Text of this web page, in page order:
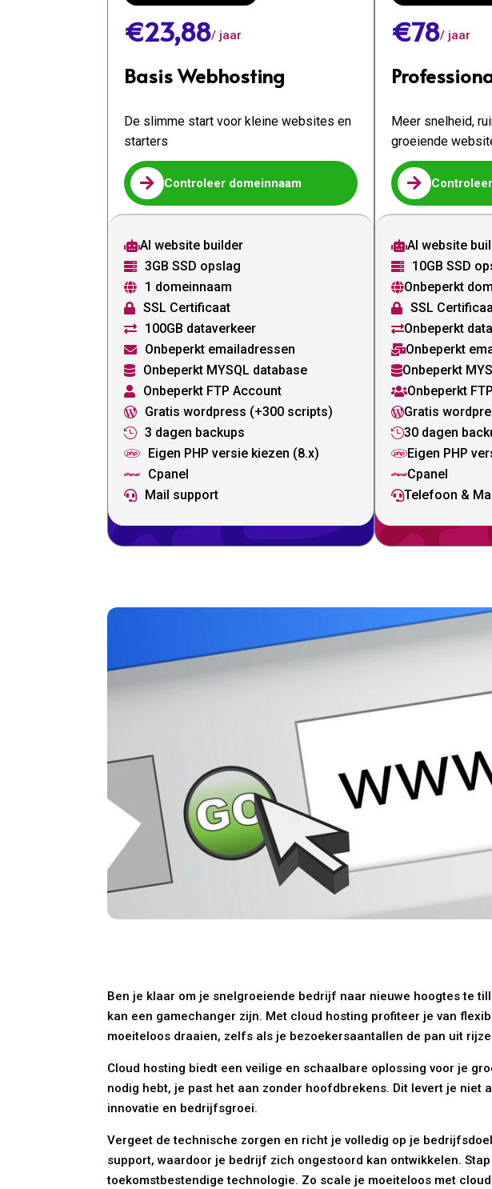
€23,88/ jaar
Basis Webhosting
De slimme start voor kleine websites en
starters
 Controleer domeinnaam
AI website builder
 3GB SSD opslag
 1 domeinnaam
 SSL Certificaat
 100GB dataverkeer
 Onbeperkt emailadressen
 Onbeperkt MYSQL database
 Onbeperkt FTP Account
 Gratis wordpress (+300 scripts)
 3 dagen backups
 Eigen PHP versie kiezen (8.x)
 Cpanel
 Mail support
€78/ jaar
Meer snelheid,
groeiende

AI website
 10GB SSD
Onbeperkt
 SSL
Onbeperkt
Onbeperkt
Onbeperkt
Onbeperkt
Gratis
30 dagen
Eigen PHP
Cpanel
Telefoon &
Ben je klaar om je snelgroeiende bedrijf naar nieuwe hoogtes te
kan een gamechanger zijn. Met cloud hosting profiteer je van
moeiteloos draaien, zelfs als je bezoekersaantallen de pan uit
Cloud hosting biedt een veilige en schaalbare oplossing voor je
nodig hebt, je past het aan zonder hoofdbrekens. Dit levert je
innovatie en bedrijfsgroei.
Vergeet de technische zorgen en richt je volledig op je
support, waardoor je bedrijf zich ongestoord kan ontwikkelen.
toekomstbestendige technologie. Zo scale je moeiteloos met